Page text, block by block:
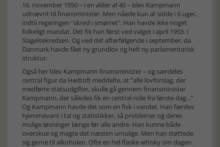
16. november 1950 – i en alder af 40 – blev Kampmann
udnævnt til finansminister. Men nåede kun at sidde i 6 uger,
indtil regeringen ”skred i smørret”. Han havde ikke noget
folkeligt mandat. Det fik han først ved valget i april 1953. I
Slagelsekredsen. Og ved det efterfølgende i september, da
Danmark havde fået ny grundlov og helt ny parlamentarisk
struktur.
Også her blev Kampmann finansminister – og særdeles
central figur da Hedtoft meddelte, at ”alle lovforslag, der
medførte statsudgifter, skulle gå gennem finansminister
Kampmann, der således fik en central rolle fra første dag…”
Og Kampmann havde det som en fisk i vandet. Han færdes
hjemmevant i tal og statistikker, så problemer og deres
mulige løsninger længe før alle andre. Han kunne både
overskue og magte det næsten umulige. Men han støttede
sig gerne til alkoholen. Ofte en hel flaske whisky om dagen.